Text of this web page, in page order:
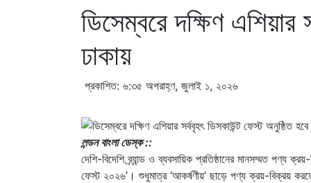
ডিসেম্বরে দক্ষিণ এশিয়ার
ঢাকায়
প্রকাশিত: ৬:৩৫ অপরাহ্ণ, জুলাই ১, ২০২৬
লন্ডন বাংলা ডেস্ক ::
দেশি-বিদেশি ব্র্যান্ড ও ব্যবসায়িক প্রতিষ্ঠানের মানসম্মত পণ্য
ফেস্ট ২০২৬’। শুধুমাত্র ‘আকর্ষণীয়’ ছাড়ে পণ্য ক্রয়-বিক্রয়